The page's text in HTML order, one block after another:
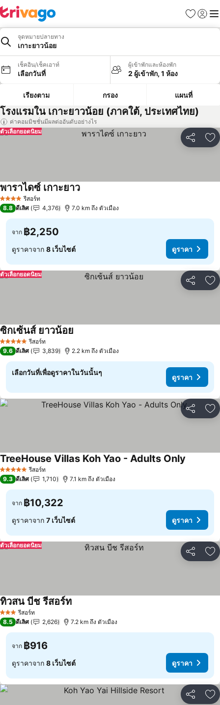
รายการโป
เข้าสู่ร
เมนู
จุดหมายปลายทาง
เกาะยาวน้อย
เช็คอิน/เช็คเอาท์
เลือกวันที่
ผู้เข้าพักและห้องพัก
2 ผู้เข้าพัก, 1 ห้อง
เรียงตาม กรอง แผนที่
โรงแรมใน เกาะยาวน้อย (ภาคใต้, ประเทศไทย)
ค่าคอมมิชชั่นมีผลต่ออันดับอย่างไร
แชร์ เ
ตัวเลือกยอดนิยม
4 ดาว รีสอร์ท
พาราไดซ์ เกาะยาว
8.8 ดีเลิศ 4,376 7.0 km ถึง ตัวเมือง
จาก ฿2,250
ดูราคาจาก 8 เว็บไซต์ ดูราคา
แชร์ เ
ตัวเลือกยอดนิยม
5 ดาว รีสอร์ท
ซิกเซ้นส์ ยาวน้อย
9.6 ดีเลิศ 3,839 2.2 km ถึง ตัวเมือง
เลือกวันที่เพื่อดูราคาในวันนั้นๆ
ดูราคา
แชร์ เ
5 ดาว รีสอร์ท
TreeHouse Villas Koh Yao - Adults Only
9.3 ดีเลิศ 1,710 7.1 km ถึง ตัวเมือง
จาก ฿10,322
ดูราคาจาก 7 เว็บไซต์ ดูราคา
แชร์ เ
ตัวเลือกยอดนิยม
3 ดาว รีสอร์ท
ทิวสน บีช รีสอร์ท
8.5 ดีเลิศ 2,626 7.2 km ถึง ตัวเมือง
จาก ฿916
ดูราคาจาก 8 เว็บไซต์ ดูราคา
แชร์ เ